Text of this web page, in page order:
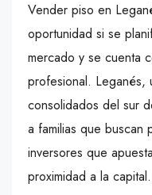
Vender piso en
oportunidad si se
mercado y se cuenta
profesional. Leganés,
consolidados del sur
a familias que buscan
inversores que
proximidad a la capital.